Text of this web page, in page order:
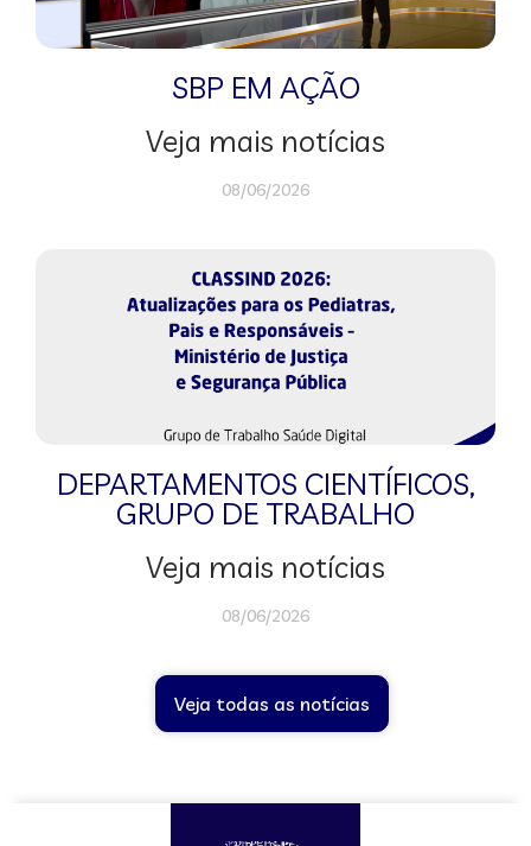
SBP EM AÇÃO
Veja mais notícias
08/06/2026
DEPARTAMENTOS CIENTÍFICOS,
GRUPO DE TRABALHO
Veja mais notícias
08/06/2026
Veja todas as notícias